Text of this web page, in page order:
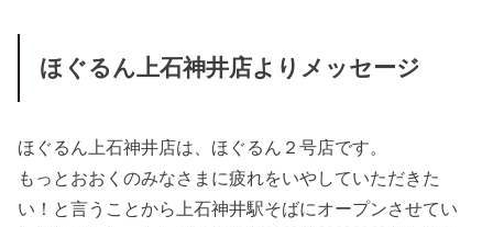
ほぐるん上石神井店よりメッセージ
ほぐるん上石神井店は、ほぐるん２号店です。
もっとおおくのみなさまに疲れをいやしていただきた
い！と言うことから上石神井駅そばにオープンさせてい